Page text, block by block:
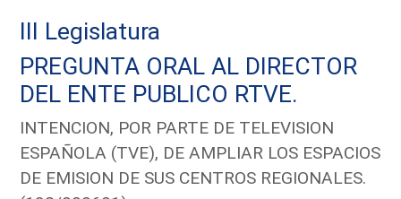
III Legislatura
PREGUNTA ORAL AL DIRECTOR
DEL ENTE PUBLICO RTVE.
INTENCION, POR PARTE DE TELEVISION
ESPAÑOLA (TVE), DE AMPLIAR LOS ESPACIOS
DE EMISION DE SUS CENTROS REGIONALES.